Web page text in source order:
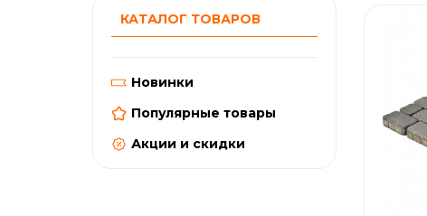
КАТАЛОГ ТОВАРОВ
Новинки
Популярные товары
Акции и скидки